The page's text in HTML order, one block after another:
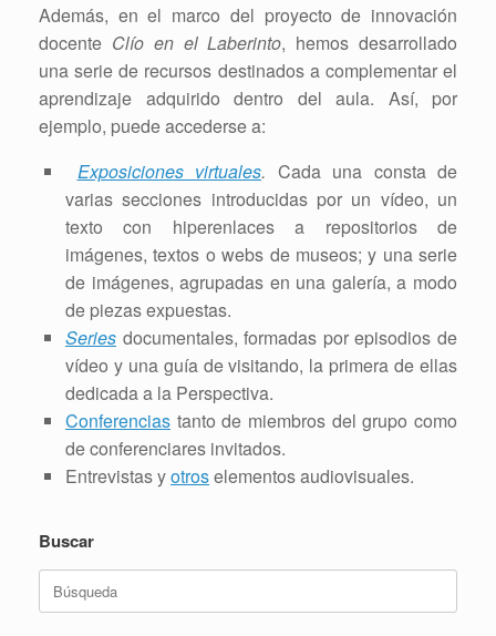
Además, en el marco del proyecto de innovación
docente Clío en el Laberinto, hemos desarrollado
una serie de recursos destinados a complementar el
aprendizaje adquirido dentro del aula. Así, por
ejemplo, puede accederse a:
Exposiciones virtuales. Cada una consta de
varias secciones introducidas por un vídeo, un
texto con hiperenlaces a repositorios de
imágenes, textos o webs de museos; y una serie
de imágenes, agrupadas en una galería, a modo
de piezas expuestas.
Series documentales, formadas por episodios de
vídeo y una guía de visitando, la primera de ellas
dedicada a la Perspectiva.
Conferencias tanto de miembros del grupo como
de conferenciares invitados.
Entrevistas yotroselementos audiovisuales.
Buscar
Buscar: